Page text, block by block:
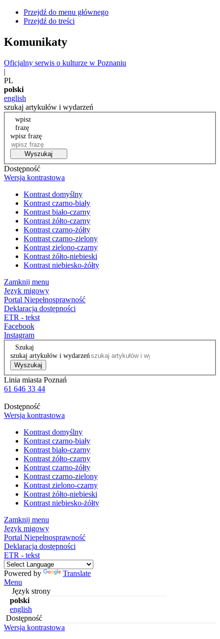
Przejdź do menu głównego
Przejdź do treści
Komunikaty
Oficjalny serwis o kulturze w Poznaniu
|
PL
polski
english
szukaj artykułów i wydarzeń
wpisz
frazę
wpisz frazę
Wyszukaj
Dostępność
Wersja kontrastowa
Kontrast domyślny
Kontrast czarno-biały
Kontrast biało-czarny
Kontrast żółto-czarny
Kontrast czarno-żółty
Kontrast czarno-zielony
Kontrast zielono-czarny
Kontrast żółto-niebieski
Kontrast niebiesko-żółty
Zamknij menu
Język migowy
Portal Niepełnosprawność
Deklaracja dostępności
ETR - tekst
Facebook
Instagram
Szukaj
szukaj artykułów i wydarzeń
Wyszukaj
Linia miasta Poznań
61 646 33 44
Dostępność
Wersja kontrastowa
Kontrast domyślny
Kontrast czarno-biały
Kontrast biało-czarny
Kontrast żółto-czarny
Kontrast czarno-żółty
Kontrast czarno-zielony
Kontrast zielono-czarny
Kontrast żółto-niebieski
Kontrast niebiesko-żółty
Zamknij menu
Język migowy
Portal Niepełnosprawność
Deklaracja dostępności
ETR - tekst
Powered by
Translate
Menu
Język strony
polski
english
Dostępność
Wersja kontrastowa